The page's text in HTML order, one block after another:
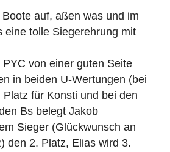
auf, aßen was und im
eine tolle Siegerehrung mit
von einer guten Seite
in beiden U-Wertungen (bei
für Konsti und bei den
Bs belegt Jakob
Sieger (Glückwunsch an
den 2. Platz, Elias wird 3.